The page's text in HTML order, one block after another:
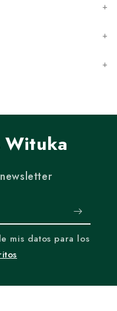
Wituka
mis datos para los